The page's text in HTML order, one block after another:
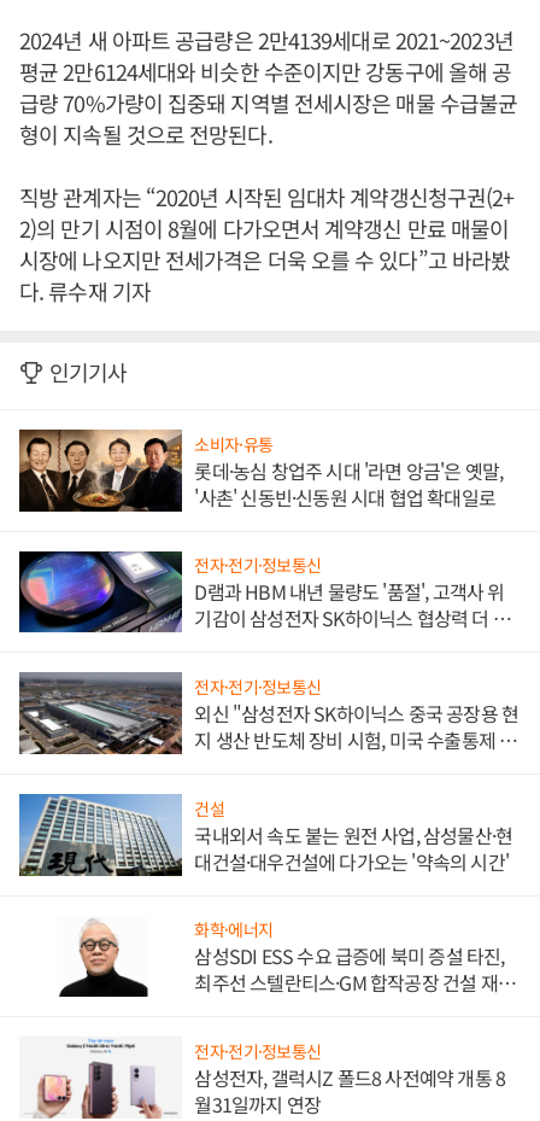
2024년 새 아파트 공급량은 2만4139세대로 2021~2023년
평균 2만6124세대와 비슷한 수준이지만 강동구에 올해 공
급량 70%가량이 집중돼 지역별 전세시장은 매물 수급불균
형이 지속될 것으로 전망된다.
직방 관계자는 “2020년 시작된 임대차 계약갱신청구권(2+
2)의 만기 시점이 8월에 다가오면서 계약갱신 만료 매물이
시장에 나오지만 전세가격은 더욱 오를 수 있다”고 바라봤
다. 류수재 기자
인기기사
소비자·유통
롯데·농심 창업주 시대 '라면 앙금'은 옛말,
'사촌' 신동빈·신동원 시대 협업 확대일로
전자·전기·정보통신
D램과 HBM 내년 물량도 '품절', 고객사 위
기감이 삼성전자 SK하이닉스 협상력 더 키
전자·전기·정보통신
외신 "삼성전자 SK하이닉스 중국 공장용 현
지 생산 반도체 장비 시험, 미국 수출통제 대
건설
국내외서 속도 붙는 원전 사업, 삼성물산·현
대건설·대우건설에 다가오는 '약속의 시간'
화학·에너지
삼성SDI ESS 수요 급증에 북미 증설 타진,
최주선 스텔란티스·GM 합작공장 건설 재추
전자·전기·정보통신
삼성전자, 갤럭시Z 폴드8 사전예약 개통 8
월31일까지 연장